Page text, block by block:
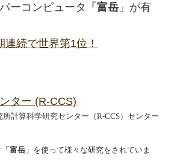
ーコンピュータ
「富岳」が有
連続で世界第1位！
ター (R-CCS)
計算科学研究センター（R-CCS）センター
「富岳」を使って様々な研究をされていま